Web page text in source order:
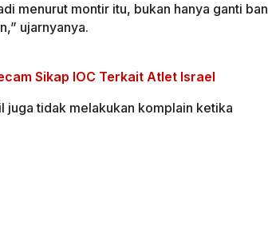
menurut montir itu, bukan hanya ganti ban
ujarnyanya.
Sikap IOC Terkait Atlet Israel
juga tidak melakukan komplain ketika